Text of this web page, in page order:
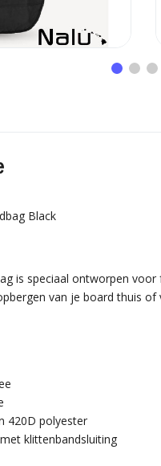
Black
is speciaal ontworpen
van je board thuis
420D polyester
klittenbandsluiting